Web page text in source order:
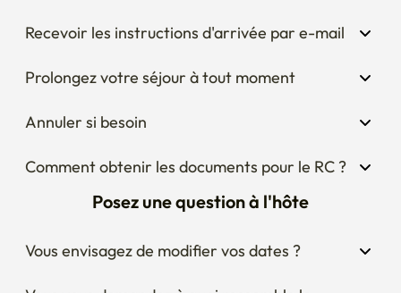
Recevoir les instructions d'arrivée par e-mail
Prolongez votre séjour à tout moment
Annuler si besoin
Comment obtenir les documents pour le RC ?
Posez une question à l'hôte
Vous envisagez de modifier vos dates ?